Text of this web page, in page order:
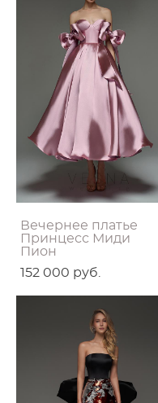
Вечернее платье
Принцесс Миди
Пион
152 000 pуб.